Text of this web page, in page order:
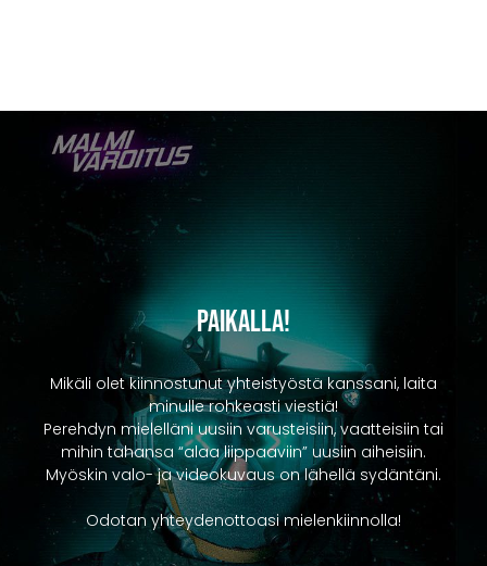
Paikalla!
Mikäli olet kiinnostunut yhteistyöstä kanssani, laita
minulle rohkeasti viestiä!
Perehdyn mielelläni uusiin varusteisiin, vaatteisiin tai
mihin tahansa “alaa liippaaviin” uusiin aiheisiin.
Myöskin valo- ja videokuvaus on lähellä sydäntäni.
Odotan yhteydenottoasi mielenkiinnolla!